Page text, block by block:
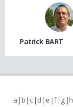
Patrick BART
a b c d e f g h